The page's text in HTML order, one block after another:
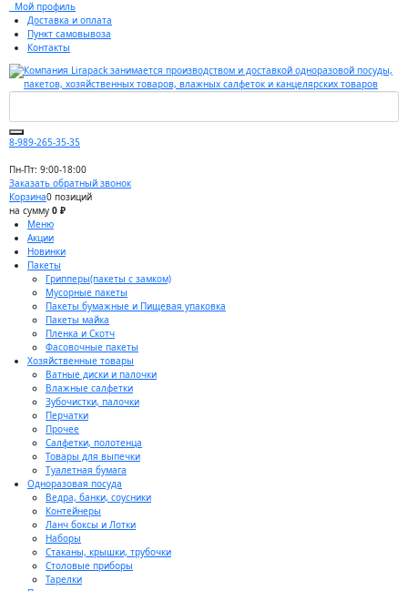
Мой профиль
Доставка и оплата
Пункт самовывоза
Контакты
8-989-265-35-35
Пн-Пт: 9:00-18:00
Заказать обратный звонок
Корзина0 позиций
на сумму 0 ₽
Меню
Акции
Новинки
Пакеты
Грипперы(пакеты с замком)
Мусорные пакеты
Пакеты бумажные и Пищевая упаковка
Пакеты майка
Пленка и Скотч
Фасовочные пакеты
Хозяйственные товары
Ватные диски и палочки
Влажные салфетки
Зубочистки, палочки
Перчатки
Прочее
Салфетки, полотенца
Товары для выпечки
Туалетная бумага
Одноразовая посуда
Ведра, банки, соусники
Контейнеры
Ланч боксы и Лотки
Наборы
Стаканы, крышки, трубочки
Столовые приборы
Тарелки